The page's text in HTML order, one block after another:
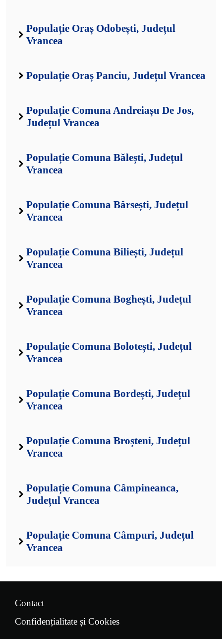
Populație Oraș Odobești, Județul
Vrancea
Populație Oraș Panciu, Județul Vrancea
Populație Comuna Andreiașu De Jos,
Județul Vrancea
Populație Comuna Bălești, Județul
Vrancea
Populație Comuna Bârsești, Județul
Vrancea
Populație Comuna Biliești, Județul
Vrancea
Populație Comuna Boghești, Județul
Vrancea
Populație Comuna Bolotești, Județul
Vrancea
Populație Comuna Bordești, Județul
Vrancea
Populație Comuna Broșteni, Județul
Vrancea
Populație Comuna Câmpineanca,
Județul Vrancea
Populație Comuna Câmpuri, Județul
Vrancea
Contact
Confidențialitate și Cookies